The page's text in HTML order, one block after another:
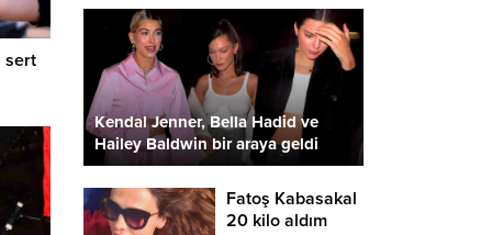
sert
Kendal Jenner, Bella Hadid ve
Hailey Baldwin bir araya geldi
Fatoş Kabasakal
20 kilo aldım